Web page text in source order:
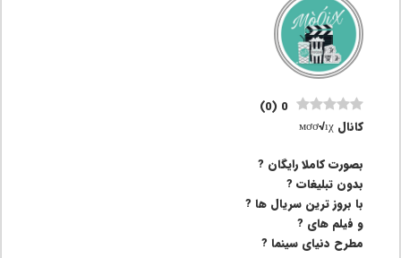
0
(
0
)
کانال мơơ√ıχ
بصورت کاملا رایگان ?
بدون تبلیغات ?
با بروز ترین سریال ها ?
و فیلم های ?
مطرح دنیای سینما ?